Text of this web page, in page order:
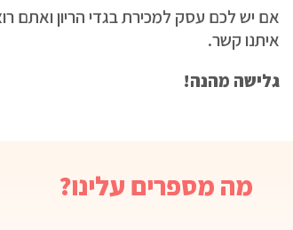
אם יש לכם עסק למכירת בגדי הריון ואתם
איתנו קשר.
גלישה מהנה!
מה מספרים עלינו?